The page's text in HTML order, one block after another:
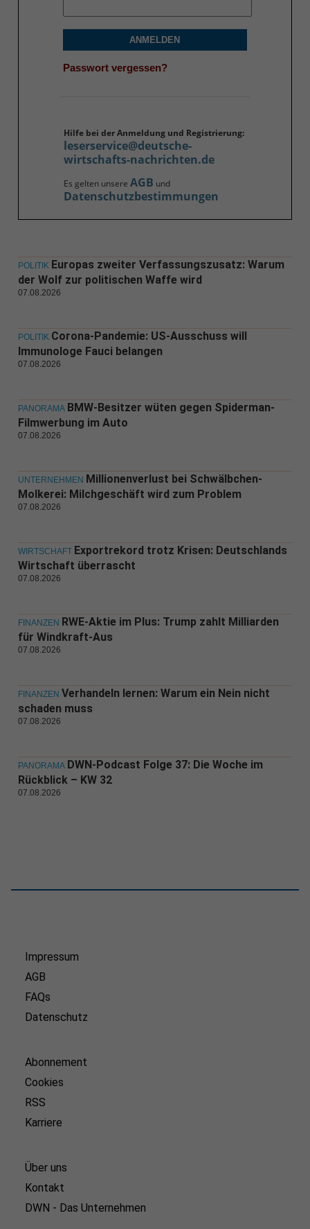
ANMELDEN
Passwort vergessen?
Hilfe bei der Anmeldung und Registrierung:
leserservice@deutsche-
wirtschafts-nachrichten.de
Es gelten unsere AGB und
Datenschutzbestimmungen
POLITIK Europas zweiter Verfassungszusatz: Warum
der Wolf zur politischen Waffe wird
07.08.2026
POLITIK Corona-Pandemie: US-Ausschuss will
Immunologe Fauci belangen
07.08.2026
PANORAMA BMW-Besitzer wüten gegen Spiderman-
Filmwerbung im Auto
07.08.2026
UNTERNEHMEN Millionenverlust bei Schwälbchen-
Molkerei: Milchgeschäft wird zum Problem
07.08.2026
WIRTSCHAFT Exportrekord trotz Krisen: Deutschlands
Wirtschaft überrascht
07.08.2026
FINANZEN RWE-Aktie im Plus: Trump zahlt Milliarden
für Windkraft-Aus
07.08.2026
FINANZEN Verhandeln lernen: Warum ein Nein nicht
schaden muss
07.08.2026
PANORAMA DWN-Podcast Folge 37: Die Woche im
Rückblick – KW 32
07.08.2026
Impressum
AGB
FAQs
Datenschutz
Abonnement
Cookies
RSS
Karriere
Über uns
Kontakt
DWN - Das Unternehmen